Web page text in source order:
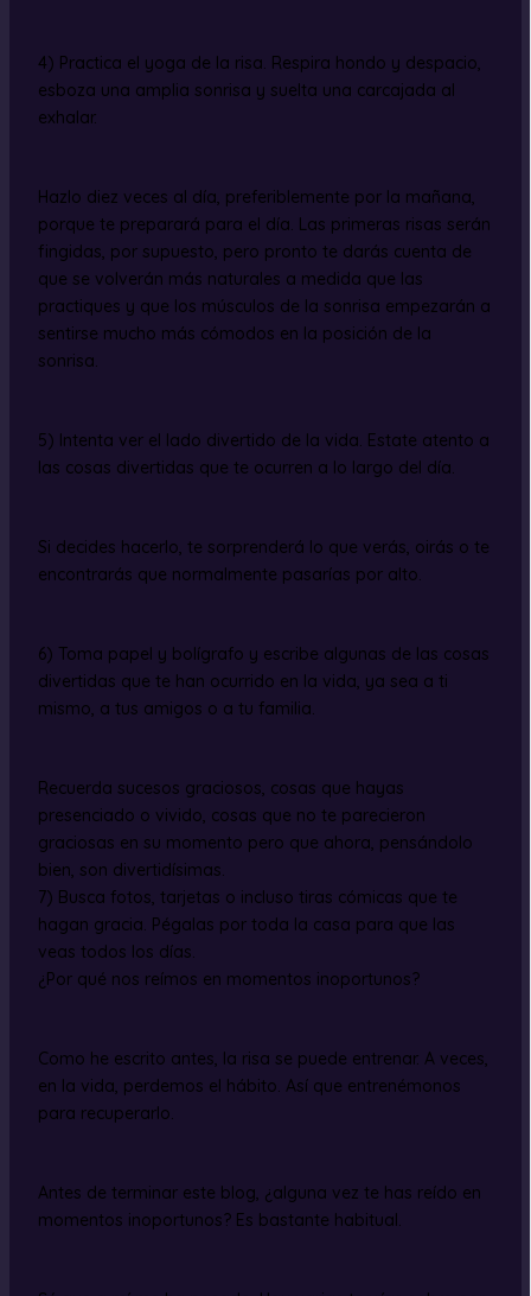
4) Practica el yoga de la risa. Respira hondo y despacio,
esboza una amplia sonrisa y suelta una carcajada al
exhalar.
Hazlo diez veces al día, preferiblemente por la mañana,
porque te preparará para el día. Las primeras risas serán
fingidas, por supuesto, pero pronto te darás cuenta de
que se volverán más naturales a medida que las
practiques y que los músculos de la sonrisa empezarán a
sentirse mucho más cómodos en la posición de la
sonrisa.
5) Intenta ver el lado divertido de la vida. Estate atento a
las cosas divertidas que te ocurren a lo largo del día.
Si decides hacerlo, te sorprenderá lo que verás, oirás o te
encontrarás que normalmente pasarías por alto.
6) Toma papel y bolígrafo y escribe algunas de las cosas
divertidas que te han ocurrido en la vida, ya sea a ti
mismo, a tus amigos o a tu familia.
Recuerda sucesos graciosos, cosas que hayas
presenciado o vivido, cosas que no te parecieron
graciosas en su momento pero que ahora, pensándolo
bien, son divertidísimas.
7) Busca fotos, tarjetas o incluso tiras cómicas que te
hagan gracia. Pégalas por toda la casa para que las
veas todos los días.
¿Por qué nos reímos en momentos inoportunos?
Como he escrito antes, la risa se puede entrenar. A veces,
en la vida, perdemos el hábito. Así que entrenémonos
para recuperarlo.
Antes de terminar este blog, ¿alguna vez te has reído en
momentos inoportunos? Es bastante habitual.